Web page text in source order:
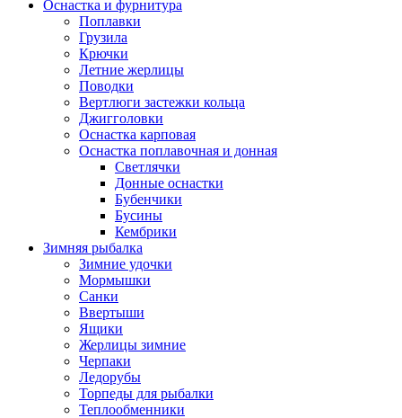
Оснастка и фурнитура
Поплавки
Грузила
Крючки
Летние жерлицы
Поводки
Вертлюги застежки кольца
Джигголовки
Оснастка карповая
Оснастка поплавочная и донная
Светлячки
Донные оснастки
Бубенчики
Бусины
Кембрики
Зимняя рыбалка
Зимние удочки
Мормышки
Санки
Ввертыши
Ящики
Жерлицы зимние
Черпаки
Ледорубы
Торпеды для рыбалки
Теплообменники